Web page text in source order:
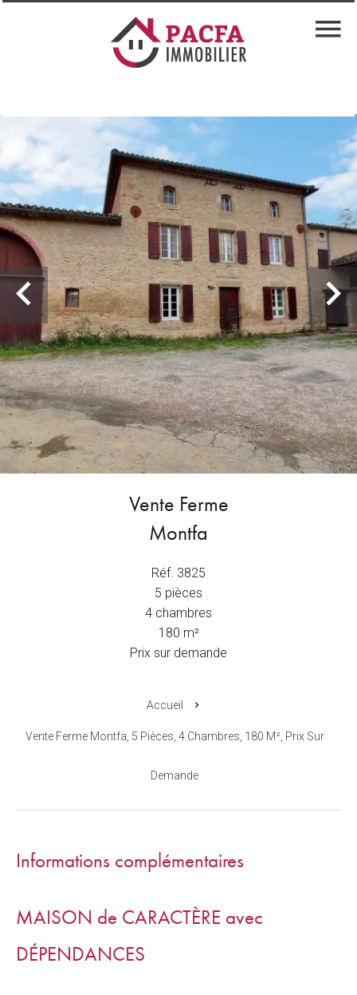
Vente Ferme
Montfa
Réf. 3825
5 pièces
4 chambres
180 m²
Prix sur demande
Accueil
Vente Ferme Montfa, 5 Pièces, 4 Chambres, 180 M², Prix Sur
Demande
Informations complémentaires
MAISON de CARACTÈRE avec
DÉPENDANCES